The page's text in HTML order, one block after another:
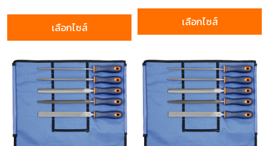
เลือกไซส์ เลือกไซส์